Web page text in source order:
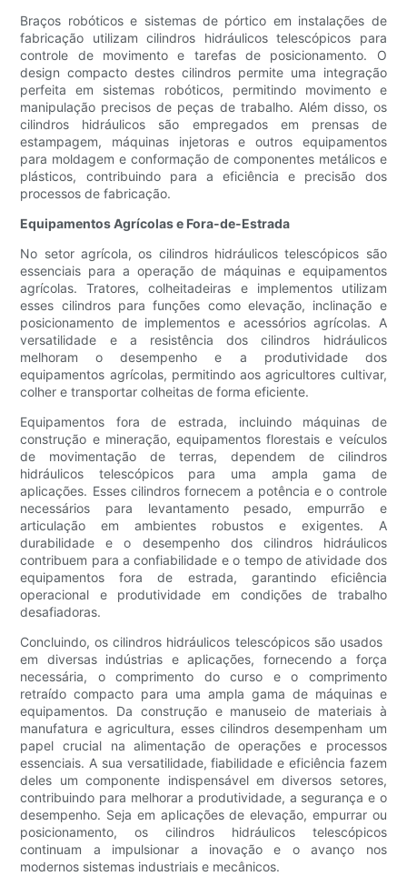
Braços robóticos e sistemas de pórtico em instalações de
fabricação utilizam cilindros hidráulicos telescópicos para
controle de movimento e tarefas de posicionamento. O
design compacto destes cilindros permite uma integração
perfeita em sistemas robóticos, permitindo movimento e
manipulação precisos de peças de trabalho. Além disso, os
cilindros hidráulicos são empregados em prensas de
estampagem, máquinas injetoras e outros equipamentos
para moldagem e conformação de componentes metálicos e
plásticos, contribuindo para a eficiência e precisão dos
processos de fabricação.
Equipamentos Agrícolas e Fora-de-Estrada
No setor agrícola, os cilindros hidráulicos telescópicos são
essenciais para a operação de máquinas e equipamentos
agrícolas. Tratores, colheitadeiras e implementos utilizam
esses cilindros para funções como elevação, inclinação e
posicionamento de implementos e acessórios agrícolas. A
versatilidade e a resistência dos cilindros hidráulicos
melhoram o desempenho e a produtividade dos
equipamentos agrícolas, permitindo aos agricultores cultivar,
colher e transportar colheitas de forma eficiente.
Equipamentos fora de estrada, incluindo máquinas de
construção e mineração, equipamentos florestais e veículos
de movimentação de terras, dependem de cilindros
hidráulicos telescópicos para uma ampla gama de
aplicações. Esses cilindros fornecem a potência e o controle
necessários para levantamento pesado, empurrão e
articulação em ambientes robustos e exigentes. A
durabilidade e o desempenho dos cilindros hidráulicos
contribuem para a confiabilidade e o tempo de atividade dos
equipamentos fora de estrada, garantindo eficiência
operacional e produtividade em condições de trabalho
desafiadoras.
Concluindo, os cilindros hidráulicos telescópicos são usados ​​
em diversas indústrias e aplicações, fornecendo a força
necessária, o comprimento do curso e o comprimento
retraído compacto para uma ampla gama de máquinas e
equipamentos. Da construção e manuseio de materiais à
manufatura e agricultura, esses cilindros desempenham um
papel crucial na alimentação de operações e processos
essenciais. A sua versatilidade, fiabilidade e eficiência fazem
deles um componente indispensável em diversos setores,
contribuindo para melhorar a produtividade, a segurança e o
desempenho. Seja em aplicações de elevação, empurrar ou
posicionamento, os cilindros hidráulicos telescópicos
continuam a impulsionar a inovação e o avanço nos
modernos sistemas industriais e mecânicos.